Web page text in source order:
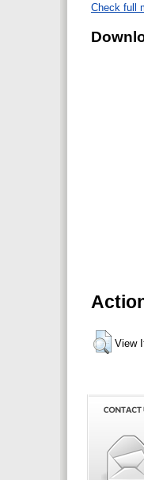
Check full
View